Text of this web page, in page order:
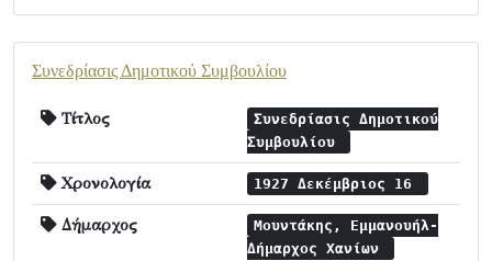
Συνεδρίασις Δημοτικού Συμβουλίου
Τίτλος
Συνεδρίασις Δημοτικού
Συμβουλίου
Χρονολογία 1927 Δεκέμβριος 16
Δήμαρχος
Μουντάκης, Εμμανουήλ-
Δήμαρχος Χανίων